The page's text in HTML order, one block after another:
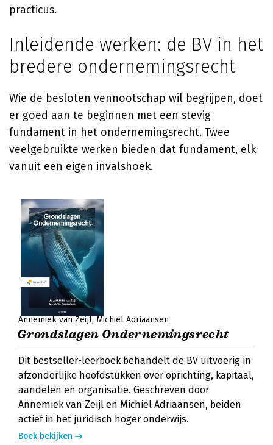
practicus.
Inleidende werken: de BV in het
bredere ondernemingsrecht
Wie de besloten vennootschap wil begrijpen, doet
er goed aan te beginnen met een stevig
fundament in het ondernemingsrecht. Twee
veelgebruikte werken bieden dat fundament, elk
vanuit een eigen invalshoek.
Annemiek van Zeijl Michiel Adriaansen
Grondslagen Ondernemingsrecht
Dit bestseller-leerboek behandelt de BV uitvoerig in
afzonderlijke hoofdstukken over oprichting, kapitaal,
aandelen en organisatie. Geschreven door
Annemiek van Zeijl en Michiel Adriaansen, beiden
actief in het juridisch hoger onderwijs.
Boek bekijken